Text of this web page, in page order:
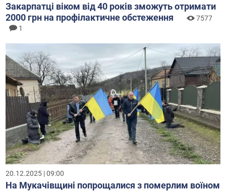
Закарпатці віком від 40 років зможуть отримати
2000 грн на профілактичне обстеження
7577
1
20.12.2025 | 09:00
На Мукачівщині попрощалися з померлим воїном